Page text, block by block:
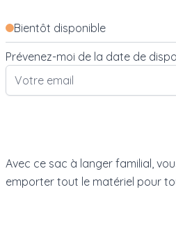
Bientôt disponible
Prévenez-moi de la date de
Avec ce sac à langer familial,
emporter tout le matériel pour